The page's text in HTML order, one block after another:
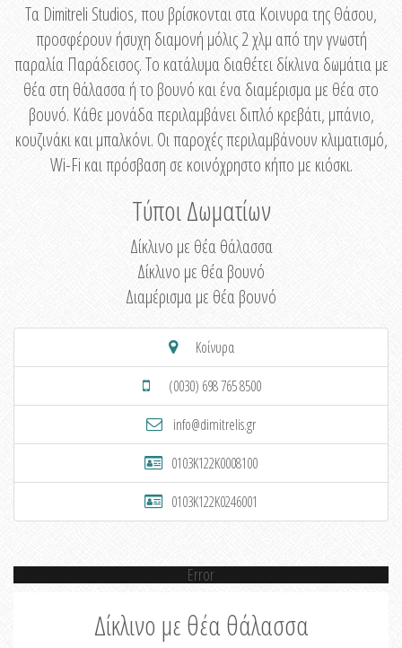
Τα Dimitreli Studios, που βρίσκονται στα Κοινυρα της Θάσου,
προσφέρουν ήσυχη διαμονή μόλις 2 χλμ από την γνωστή
παραλία Παράδεισος. Το κατάλυμα διαθέτει δίκλινα δωμάτια με
θέα στη θάλασσα ή το βουνό και ένα διαμέρισμα με θέα στο
βουνό. Κάθε μονάδα περιλαμβάνει διπλό κρεβάτι, μπάνιο,
κουζινάκι και μπαλκόνι. Οι παροχές περιλαμβάνουν κλιματισμό,
Wi-Fi και πρόσβαση σε κοινόχρηστο κήπο με κιόσκι.
Τύποι Δωματίων
Δίκλινο με θέα θάλασσα
Δίκλινο με θέα βουνό
Διαμέρισμα με θέα βουνό
Κοίνυρα
(0030) 698 765 8500
info@dimitrelis.gr
0103K122K0008100
0103K122K0246001
Error
Δίκλινο με θέα θάλασσα